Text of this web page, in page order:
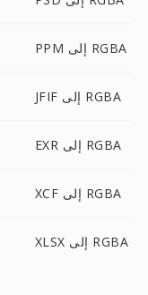
PPM إلى RGBA
JFIF إلى RGBA
EXR إلى RGBA
XCF إلى RGBA
XLSX إلى RGBA